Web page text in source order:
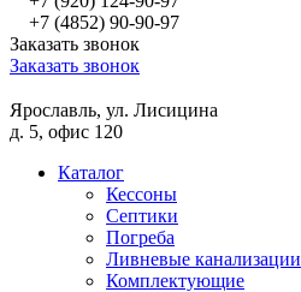
+7 (4852) 90-90-97
Заказать звонок
Заказать звонок
Ярославль, ул. Лисицина
д. 5, офис 120
Каталог
Кессоны
Септики
Погреба
Ливневые канализации
Комплектующие